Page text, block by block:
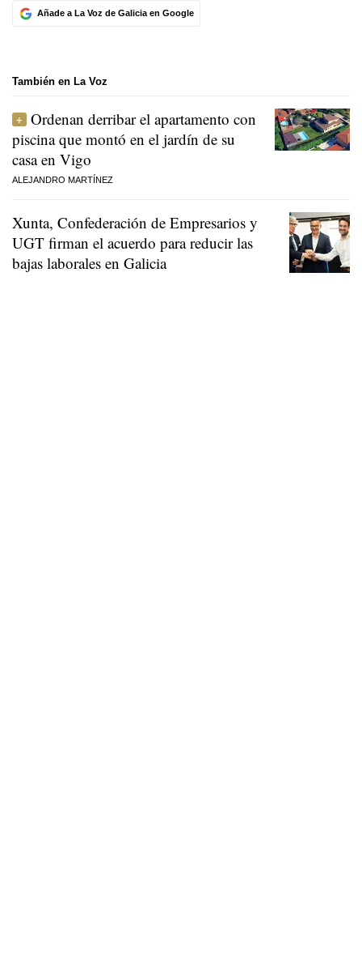
Añade a La Voz de Galicia en Google
También en La Voz
Ordenan derribar el apartamento con
piscina que montó en el jardín de su
casa en Vigo
ALEJANDRO MARTÍNEZ
Xunta, Confederación de Empresarios y
UGT firman el acuerdo para reducir las
bajas laborales en Galicia